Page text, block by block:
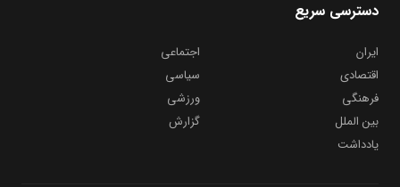
دسترسی سریع
ایران
اجتماعی
اقتصادی
سیاسی
فرهنگی
ورزشی
بین الملل
گزارش
یادداشت